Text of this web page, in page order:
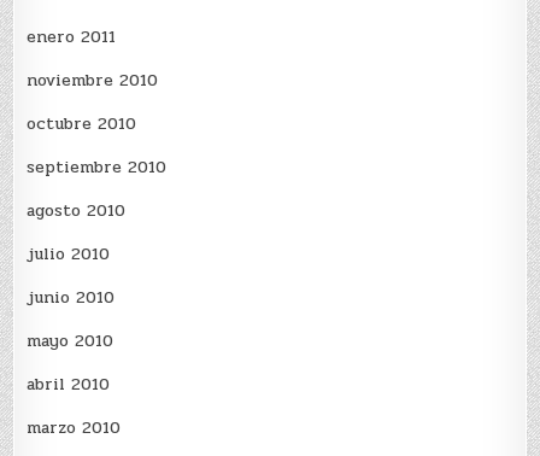
enero 2011
noviembre 2010
octubre 2010
septiembre 2010
agosto 2010
julio 2010
junio 2010
mayo 2010
abril 2010
marzo 2010